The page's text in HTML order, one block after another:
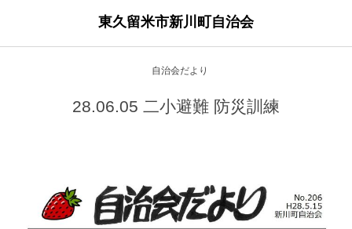
東久留米市新川町自治会
自治会だより
28.06.05 二小避難 防災訓練